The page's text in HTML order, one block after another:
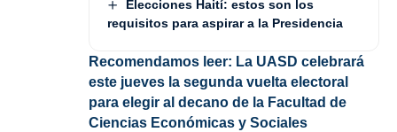
Elecciones Haití: estos son los
requisitos para aspirar a la Presidencia
Recomendamos leer: La UASD celebrará
este jueves la segunda vuelta electoral
para elegir al decano de la Facultad de
Ciencias Económicas y Sociales